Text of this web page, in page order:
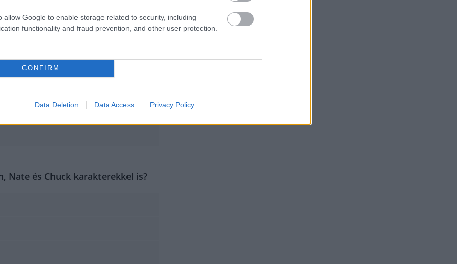
allow Google to enable storage related to security, including
functionality and fraud prevention, and other user protection.
CONFIRM
Data Deletion Data Access Privacy Policy
Nate és Chuck karakterekkel is?